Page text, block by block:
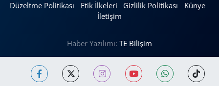
Düzeltme Politikası
Etik İlkeleri Gizlilik Politikası
Künye
İletişim
Haber Yazılımı: TE Bilişim